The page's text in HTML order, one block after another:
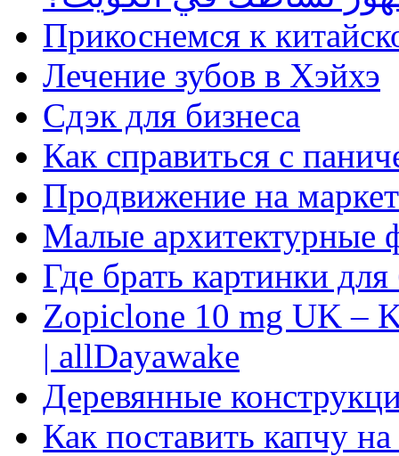
Прикоснемся к
Лечение зубов в Хэйхэ
Сдэк для бизнеса
Как справиться с
Продвижение на
Малые архитектурные
Где брать картинки
Zopiclone 10 mg UK –
| allDayawake
Деревянные
Как поставить капчу